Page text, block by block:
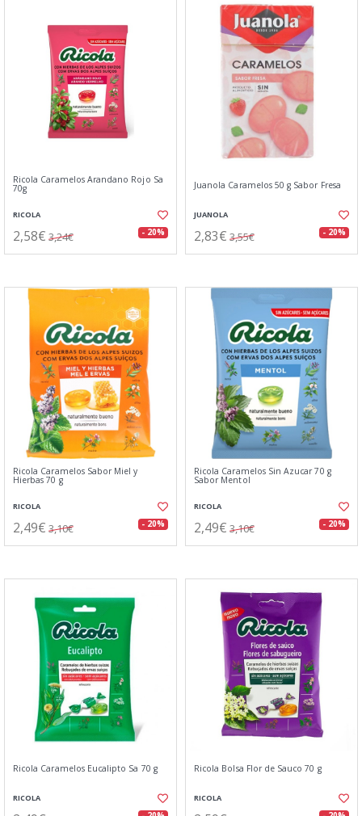
Ricola Caramelos Arandano Rojo Sa
70g
RICOLA
2,58€ 3,24€ - 20%
Juanola Caramelos 50 g Sabor Fresa
JUANOLA
2,83€ 3,55€ - 20%
Ricola Caramelos Sabor Miel y
Hierbas 70 g
RICOLA
2,49€ 3,10€ - 20%
Ricola Caramelos Sin Azucar 70 g
Sabor Mentol
RICOLA
2,49€ 3,10€ - 20%
Ricola Caramelos Eucalipto Sa 70 g
RICOLA
Ricola Bolsa Flor de Sauco 70 g
RICOLA